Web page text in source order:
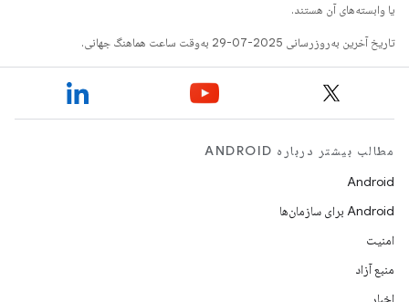
یا وابسته‌های آن هستند.
تاریخ آخرین به‌روزرسانی 2025-07-29 به‌وقت ساعت هماهنگ جهانی.
مطالب بیشتر درباره ANDROID
Android
Android برای سازمان‌ها
امنیت
منبع آزاد
اخبار